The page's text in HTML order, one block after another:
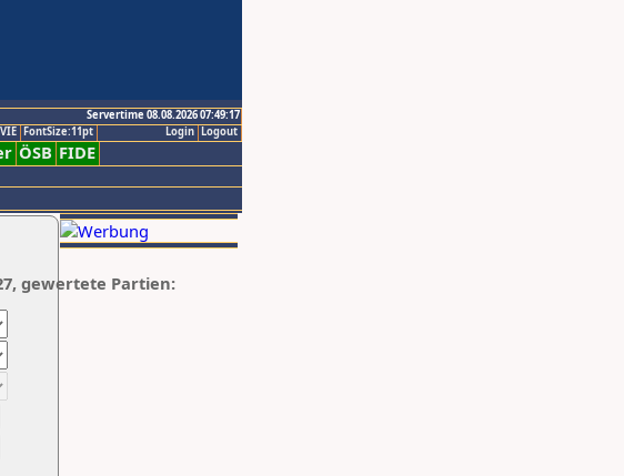
Servertime 08.08.2026 07:49:17
Logout
Login
VIE FontSize:11pt
ÖSB FIDE
gewertete Partien: